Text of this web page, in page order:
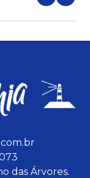
das Árvores.